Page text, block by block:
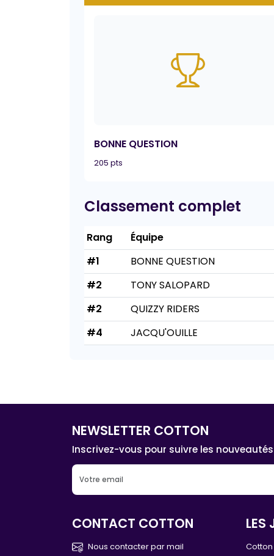
BONNE QUESTION
205 pts
Classement complet
Rang Équipe
#1
BONNE QUESTION
#2
TONY SALOPARD
#2
QUIZZY RIDERS
#4
JACQU'OUILLE
NEWSLETTER COTTON
Inscrivez-vous pour suivre les
CONTACT COTTON
Nous contacter par mail
LES
Cotton